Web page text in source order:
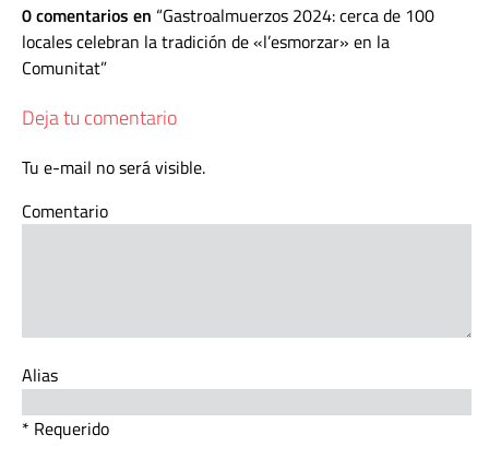
0 comentarios en Gastroalmuerzos 2024: cerca de 100
locales celebran la tradición de «l’esmorzar» en la
Comunitat
Deja tu comentario
Tu e-mail no será visible.
Comentario
Alias
* Requerido